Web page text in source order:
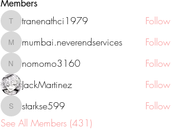
Members
tranenathci1979
tranenathci1979 Follow
mumbai.neverendservices
mumbai.neverendservices Follow
nomomo3160
nomomo3160
Follow
JackMartinez
Follow
starkse599
starkse599
Follow
See All Members (431)